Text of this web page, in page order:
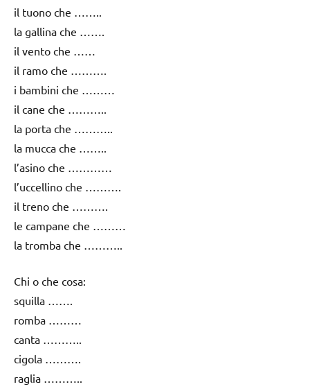
il tuono che ……..
la gallina che …….
il vento che ……
il ramo che ……….
i bambini che ………
il cane che ………..
la porta che ………..
la mucca che ……..
l’asino che …………
l’uccellino che ……….
il treno che ……….
le campane che ………
la tromba che ………..
Chi o che cosa:
squilla …….
romba ………
canta ………..
cigola ……….
raglia ………..